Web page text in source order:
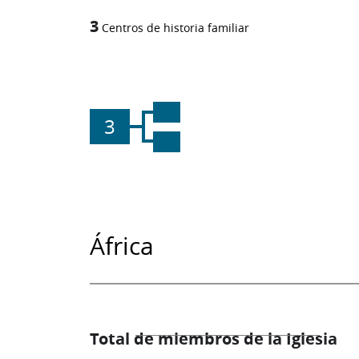
3 Centros de historia familiar
3
África
Total de miembros de la Iglesia